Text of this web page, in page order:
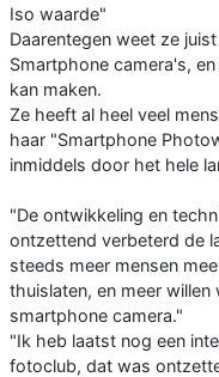
Iso waarde"
Daarentegen weet ze
Smartphone camera's,
kan maken.
Ze heeft al heel veel
haar "Smartphone
inmiddels door het hele
"De ontwikkeling en
ontzettend verbeterd de
steeds meer mensen
thuislaten, en meer
smartphone camera."
"Ik heb laatst nog een
fotoclub, dat was